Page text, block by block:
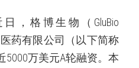
，格博生物（GluBio
医药有限公司（以下简称
5000万美元A轮融资。本